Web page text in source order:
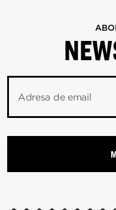
Adresa de email